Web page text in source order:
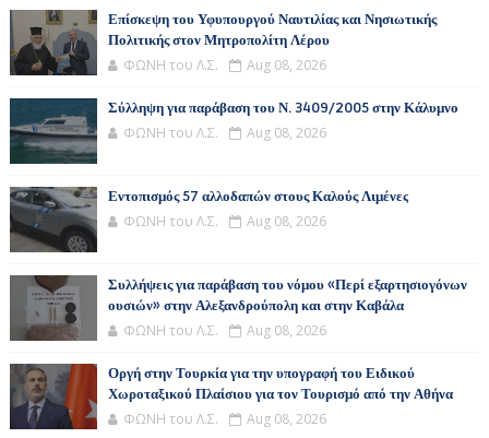
Επίσκεψη του Υφυπουργού Ναυτιλίας και Νησιωτικής
Πολιτικής στον Μητροπολίτη Λέρου
ΦΩΝΗ του Λ.Σ. Aug 08, 2026
Σύλληψη για παράβαση του Ν. 3409/2005 στην Κάλυμνο
ΦΩΝΗ του Λ.Σ. Aug 08, 2026
Εντοπισμός 57 αλλοδαπών στους Καλούς Λιμένες
ΦΩΝΗ του Λ.Σ. Aug 08, 2026
Συλλήψεις για παράβαση του νόμου «Περί εξαρτησιογόνων
ουσιών» στην Αλεξανδρούπολη και στην Καβάλα
ΦΩΝΗ του Λ.Σ. Aug 08, 2026
Οργή στην Τουρκία για την υπογραφή του Ειδικού
Χωροταξικού Πλαίσιου για τον Τουρισμό από την Αθήνα
ΦΩΝΗ του Λ.Σ. Aug 08, 2026